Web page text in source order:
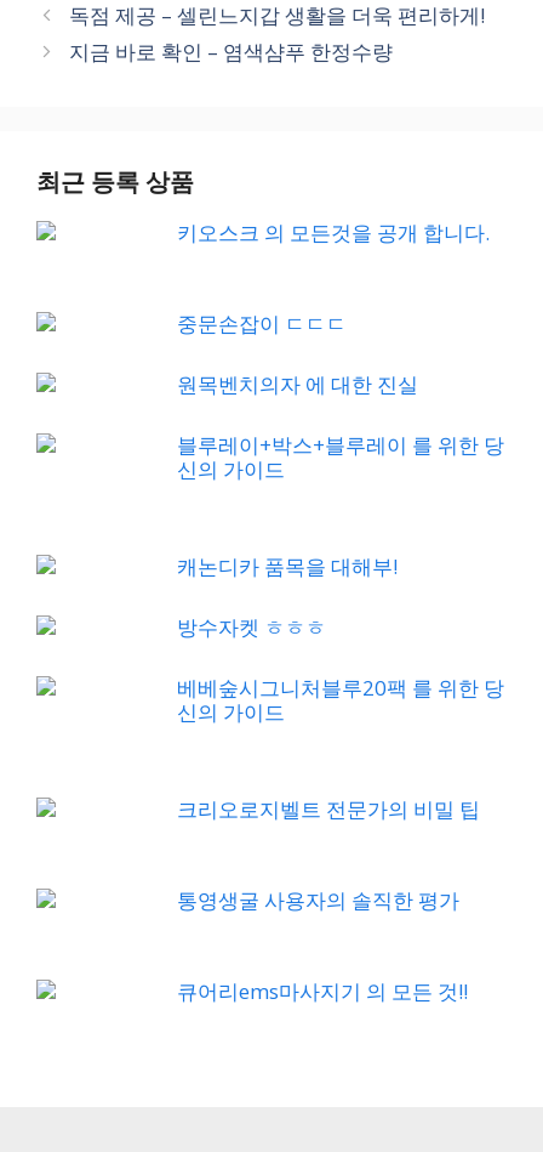
독점 제공 – 셀린느지갑 생활을 더욱 편리하게!
지금 바로 확인 – 염색샴푸 한정수량
최근 등록 상품
키오스크 의 모든것을 공개 합니다.
중문손잡이 ㄷㄷㄷ
원목벤치의자 에 대한 진실
블루레이+박스+블루레이 를 위한 당
신의 가이드
캐논디카 품목을 대해부!
방수자켓 ㅎㅎㅎ
베베숲시그니처블루20팩 를 위한 당
신의 가이드
크리오로지벨트 전문가의 비밀 팁
통영생굴 사용자의 솔직한 평가
큐어리ems마사지기 의 모든 것!!